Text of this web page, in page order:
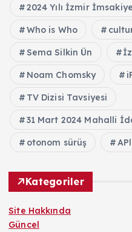
2024 Yılı İzmir
Who is Who
Sema Silkin Ün
Noam Chomsky
TV Dizisi Tavsiyesi
31 Mart 2024 Mahalli
otonom sürüş
Kategoriler
Site Hakkında
Güncel